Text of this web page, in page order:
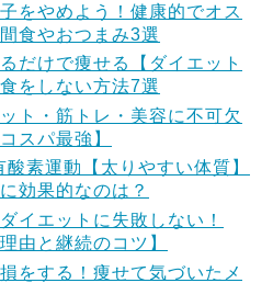
をやめよう！健康的でオス
食やおつまみ3選
だけで痩せる【ダイエット
をしない方法7選
ト・筋トレ・美容に不可欠
スパ最強】
素運動【太りやすい体質】
効果的なのは？
イエットに失敗しない！
由と継続のコツ】
をする！痩せて気づいたメ